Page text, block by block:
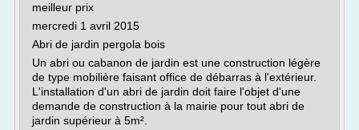
meilleur prix
mercredi 1 avril 2015
Abri de jardin pergola bois
Un abri ou cabanon de jardin est une construction légère
de type mobilière faisant office de débarras à l'extérieur.
L'installation d'un abri de jardin doit faire l'objet d'une
demande de construction à la mairie pour tout abri de
jardin supérieur à 5m².